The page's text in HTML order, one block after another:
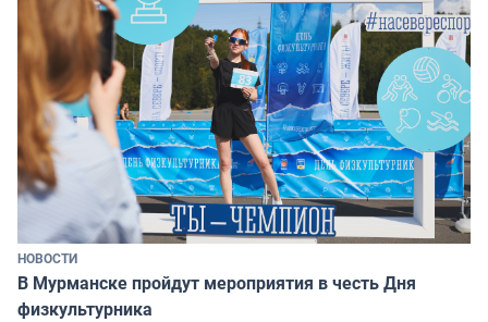
НОВОСТИ
В Мурманске пройдут мероприятия в честь Дня
физкультурника